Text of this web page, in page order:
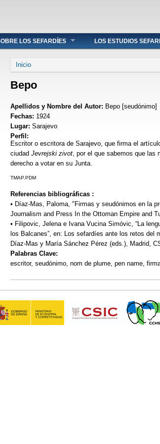
LOS SEFARDÍES LOS ESTUDIOS
Se encuentra usted aquí
Inicio
Bepo
Apellidos y Nombre del Autor: Bepo [seudónimo]
Fechas: 1924
Lugar: Sarajevo
Perfil:
Escritor o escritora de Sarajevo, que firma el
ciudad Jevrejski zivot , por el que sabemos que
derecho a votar en su Junta.
TMAP.PDM
Referencias bibliográficas :
• Díaz-Mas, Paloma, "Firmas y seudónimos en la
Journalism and Press In the Ottoman Empire and
• Filipovic, Jelena e Ivana Vucina Simóvic, “La
los Balcanes”, en: Los sefardíes ante los retos del
Díaz-Mas y María Sánchez Pérez (eds.), Madrid,
Palabras Clave:
escritor, seudónimo, nom de plume, pen name,